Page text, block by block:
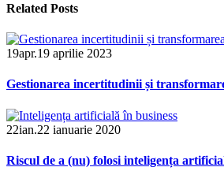
Related Posts
19apr.19 aprilie 2023
Gestionarea incertitudinii și
22ian.22 ianuarie 2020
Riscul de a (nu) folosi inteligența